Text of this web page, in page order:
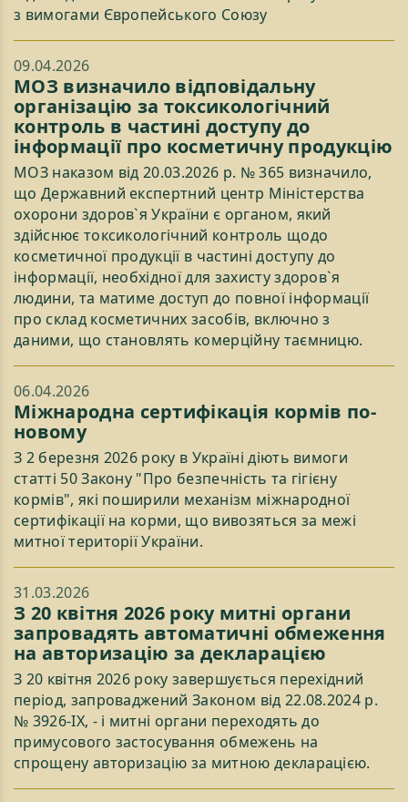
з вимогами Європейського Союзу
09.04.2026
МОЗ визначило відповідальну
організацію за токсикологічний
контроль в частині доступу до
інформації про косметичну продукцію
МОЗ наказом від 20.03.2026 р. № 365 визначило,
що Державний експертний центр Міністерства
охорони здоров`я України є органом, який
здійснює токсикологічний контроль щодо
косметичної продукції в частині доступу до
інформації, необхідної для захисту здоров`я
людини, та матиме доступ до повної інформації
про склад косметичних засобів, включно з
даними, що становлять комерційну таємницю.
06.04.2026
Міжнародна сертифікація кормів по-
новому
З 2 березня 2026 року в Україні діють вимоги
статті 50 Закону "Про безпечність та гігієну
кормів", які поширили механізм міжнародної
сертифікації на корми, що вивозяться за межі
митної території України.
31.03.2026
З 20 квітня 2026 року митні органи
запровадять автоматичні обмеження
на авторизацію за декларацією
З 20 квітня 2026 року завершується перехідний
період, запроваджений Законом від 22.08.2024 р.
№ 3926-IX, - і митні органи переходять до
примусового застосування обмежень на
спрощену авторизацію за митною декларацією.